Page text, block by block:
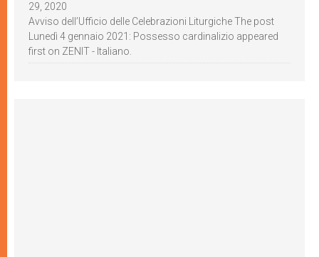
29, 2020
Avviso dell’Ufficio delle Celebrazioni Liturgiche The post
Lunedì 4 gennaio 2021: Possesso cardinalizio appeared
first on ZENIT - Italiano.